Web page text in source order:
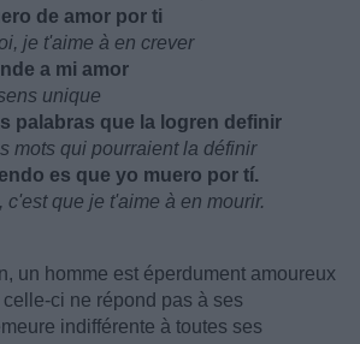
de amor por ti
je t'aime à en crever
a mi amor
unique
palabras que la logren definir
mots qui pourraient la définir
es que yo muero por tí.
c'est que je t'aime à en mourir.
un homme est éperdument amoureux
ci ne répond pas à ses
indifférente à toutes ses